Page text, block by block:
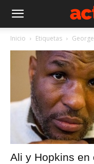
Inicio Etiquetas
Ali y Hopkins en